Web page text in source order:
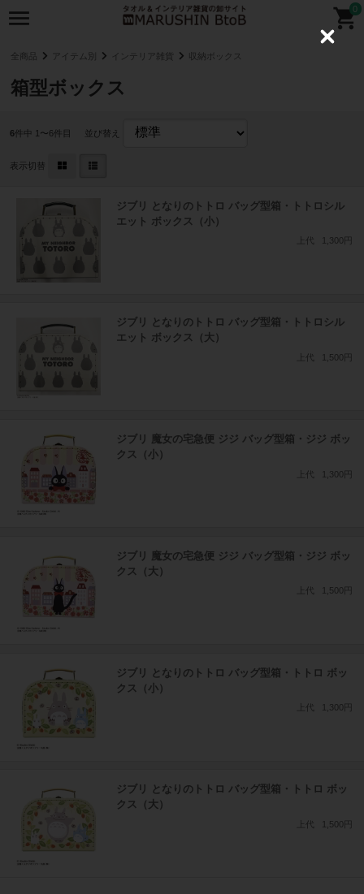
0
全商品 アイテム別 インテリア雑貨 収納ボックス
箱型ボックス
6件中 1〜6件目 並び替え
表示切替
ジブリ となりのトトロ バッグ型箱・トトロシル
エット ボックス（小）
上代 1,300円
ジブリ となりのトトロ バッグ型箱・トトロシル
エット ボックス（大）
上代 1,500円
ジブリ 魔女の宅急便 ジジ バッグ型箱・ジジ ボッ
クス（小）
上代 1,300円
ジブリ 魔女の宅急便 ジジ バッグ型箱・ジジ ボッ
クス（大）
上代 1,500円
ジブリ となりのトトロ バッグ型箱・トトロ ボッ
クス（小）
上代 1,300円
ジブリ となりのトトロ バッグ型箱・トトロ ボッ
クス（大）
上代 1,500円
C